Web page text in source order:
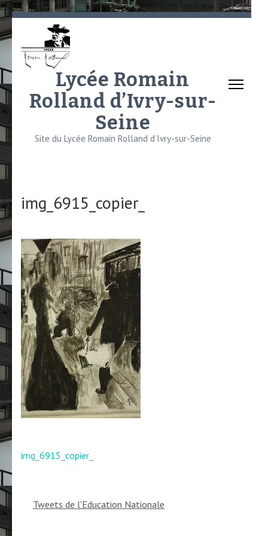
Aller
au
contenu
(Pressez
Entrée)
Lycée Romain
Rolland d’Ivry-sur-
Seine
Site du Lycée Romain Rolland d’Ivry-sur-Seine
img_6915_copier_
Navigation
img_6915_copier_
Tweets de l'Education Nationale